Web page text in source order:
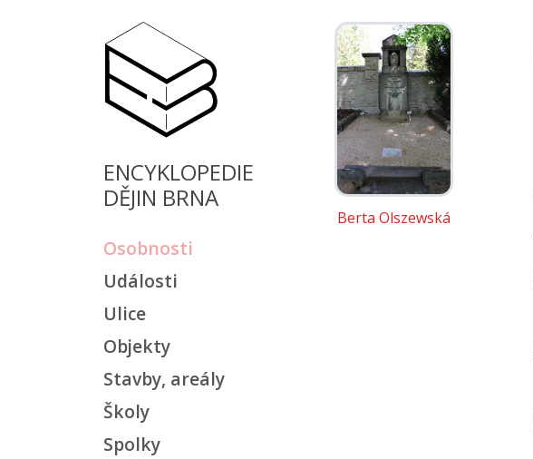
ENCYKLOPEDIE
DĚJIN BRNA
Osobnosti
Události
Ulice
Objekty
Stavby, areály
Školy
Spolky
Berta Olszewská